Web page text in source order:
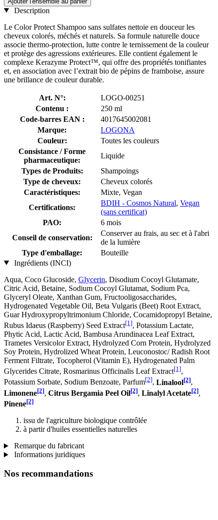
Description
Le Color Protect Shampoo sans sulfates nettoie en douceur les
cheveux colorés, méchés et naturels. Sa formule naturelle douce
associe thermo-protection, lutte contre le ternissement de la couleur
et protège des agressions extérieures. Elle contient également le
complexe Kerazyme Protect™, qui offre des propriétés tonifiantes
et, en association avec l’extrait bio de pépins de framboise, assure
une brillance de couleur durable.
Art. N°:
LOGO-00251
Contenu :
250 ml
Code-barres EAN :
4017645002081
Marque:
LOGONA
Couleur:
Toutes les couleurs
Consistance / Forme
pharmaceutique:
Liquide
Types de Produits:
Shampoings
Type de cheveux:
Cheveux colorés
Caractéristiques:
Mixte, Vegan
Certifications:
BDIH - Cosmos Natural, Vegan
(sans certificat)
PAO:
6 mois
Conseil de conservation:
Conserver au frais, au sec et à l'abri
de la lumière
Type d'emballage:
Bouteille
Ingrédients (INCI)
Aqua, Coco Glucoside, Glycerin, Disodium Cocoyl Glutamate,
Citric Acid, Betaine, Sodium Cocoyl Glutamat, Sodium Pca,
Glyceryl Oleate, Xanthan Gum, Fructooligosaccharides,
Hydrogenated Vegetable Oil, Beta Vulgaris (Beet) Root Extract,
Guar Hydroxypropyltrimonium Chloride, Cocamidopropyl Betaine,
Rubus Idaeus (Raspberry) Seed Extract[1], Potassium Lactate,
Phytic Acid, Lactic Acid, Bambusa Arundinacea Leaf Extract,
Trametes Versicolor Extract, Hydrolyzed Corn Protein, Hydrolyzed
Soy Protein, Hydrolized Wheat Protein, Leuconostoc/ Radish Root
Ferment Filtrate, Tocopherol (Vitamin E), Hydrogenated Palm
Glycerides Citrate, Rosmarinus Officinalis Leaf Extract[1],
Potassium Sorbate, Sodium Benzoate, Parfum[2], Linalool[2],
Limonene[2], Citrus Bergamia Peel Oil[2], Linalyl Acetate[2],
Pinene[2]
issu de l'agriculture biologique contrôlée
à partir d'huiles essentielles naturelles
Remarque du fabricant
Informations juridiques
Nos recommandations